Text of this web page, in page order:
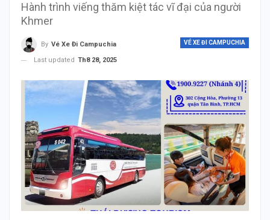
Hành trình viếng thăm kiệt tác vĩ đại của người
Khmer
VÉ XE ĐI CAMPUCHIA
By Vé Xe Đi Campuchia
Last updated Th8 28, 2025